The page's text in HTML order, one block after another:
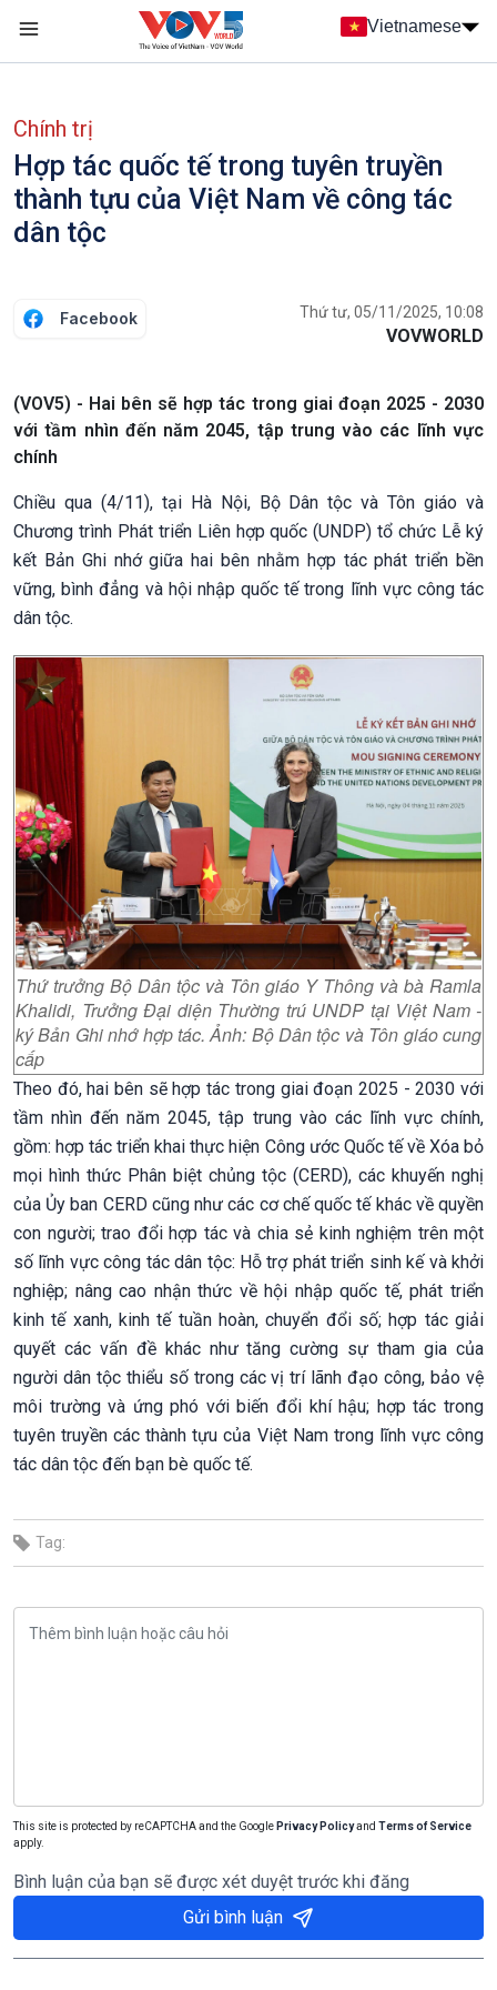
Nhảy đến nội dung
Vietnamese
Chính trị
Hợp tác quốc tế trong tuyên truyền
thành tựu của Việt Nam về công tác
dân tộc
Facebook Thứ tư, 05/11/2025, 10:08
VOVWORLD
(VOV5) - Hai bên sẽ hợp tác trong giai đoạn 2025 - 2030
với tầm nhìn đến năm 2045, tập trung vào các lĩnh vực
chính
Chiều qua (4/11), tại Hà Nội, Bộ Dân tộc và Tôn giáo và
Chương trình Phát triển Liên hợp quốc (UNDP) tổ chức Lễ ký
kết Bản Ghi nhớ giữa hai bên nhằm hợp tác phát triển bền
vững, bình đẳng và hội nhập quốc tế trong lĩnh vực công tác
dân tộc.
Thứ trưởng Bộ Dân tộc và Tôn giáo Y Thông và bà Ramla
Khalidi, Trưởng Đại diện Thường trú UNDP tại Việt Nam -
ký Bản Ghi nhớ hợp tác. Ảnh: Bộ Dân tộc và Tôn giáo cung
cấp
Theo đó, hai bên sẽ hợp tác trong giai đoạn 2025 - 2030 với
tầm nhìn đến năm 2045, tập trung vào các lĩnh vực chính,
gồm: hợp tác triển khai thực hiện Công ước Quốc tế về Xóa bỏ
mọi hình thức Phân biệt chủng tộc (CERD), các khuyến nghị
của Ủy ban CERD cũng như các cơ chế quốc tế khác về quyền
con người; trao đổi hợp tác và chia sẻ kinh nghiệm trên một
số lĩnh vực công tác dân tộc: Hỗ trợ phát triển sinh kế và khởi
nghiệp; nâng cao nhận thức về hội nhập quốc tế, phát triển
kinh tế xanh, kinh tế tuần hoàn, chuyển đổi số; hợp tác giải
quyết các vấn đề khác như tăng cường sự tham gia của
người dân tộc thiểu số trong các vị trí lãnh đạo công, bảo vệ
môi trường và ứng phó với biến đổi khí hậu; hợp tác trong
tuyên truyền các thành tựu của Việt Nam trong lĩnh vực công
tác dân tộc đến bạn bè quốc tế.
Tag:
This site is protected by reCAPTCHA and the Google Privacy Policyand Terms of Service
apply.
Bình luận của bạn sẽ được xét duyệt trước khi đăng
Gửi bình luận